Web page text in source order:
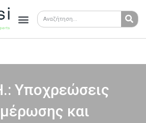
Υποχρεώσεις
και